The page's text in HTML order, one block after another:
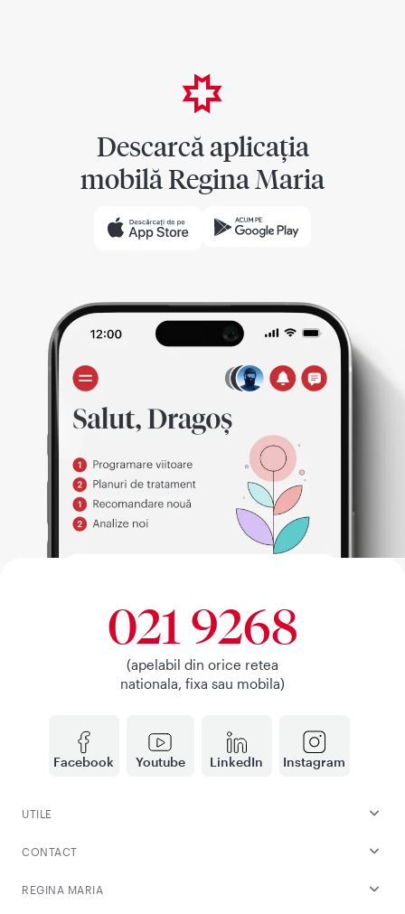
Descarcă aplicația
mobilă Regina Maria
Facebook Youtube LinkedIn Instagram
021 9268
(apelabil din orice retea
nationala, fixa sau mobila)
UTILE
CONTACT
REGINA MARIA